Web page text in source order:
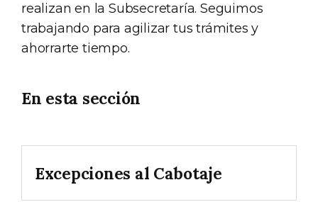
realizan en la Subsecretaría. Seguimos
trabajando para agilizar tus trámites y
ahorrarte tiempo.
En esta sección
Excepciones al Cabotaje